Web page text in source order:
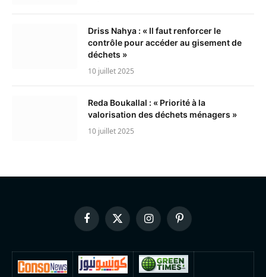
Driss Nahya : « Il faut renforcer le
contrôle pour accéder au gisement de
déchets »
10 juillet 2025
Reda Boukallal : « Priorité à la
valorisation des déchets ménagers »
10 juillet 2025
FacebookX
(Twitter)
InstagramPinterest